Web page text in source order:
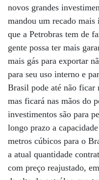
novos grandes
mandou um recado mais
que a Petrobras tem de
gente possa ter mais
mais gás para exportar
para seu uso interno e
Brasil pode até não ficar
mas ficará nas mãos do
investimentos são para
longo prazo a
metros cúbicos para o
a atual quantidade
com preço reajustado,